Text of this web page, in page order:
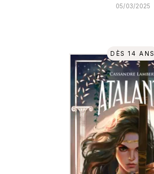
05/03/2025
DÈS 14 ANS